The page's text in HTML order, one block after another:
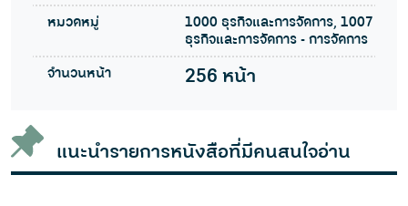
หมวดหมู่
1000 ธุรกิจและการจัดการ, 1007
ธุรกิจและการจัดการ - การจัดการ
จำนวนหน้า
256 หน้า
แนะนำรายการหนังสือที่มีคนสนใจอ่าน